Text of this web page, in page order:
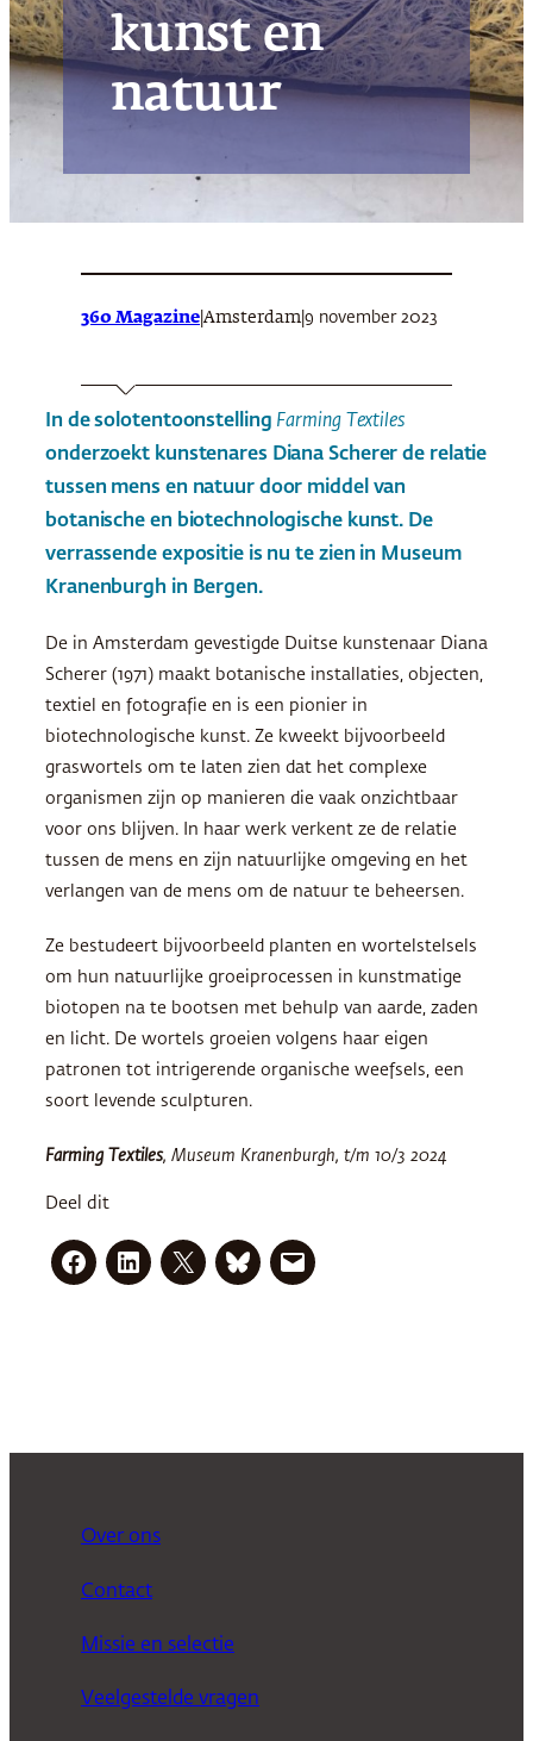
kunst en
natuur
360 Magazine Amsterdam 9 november 2023
In de solotentoonstelling Farming Textiles
onderzoekt kunstenares Diana Scherer de relatie
tussen mens en natuur door middel van
botanische en biotechnologische kunst. De
verrassende expositie is nu te zien in Museum
Kranenburgh in Bergen.
De in Amsterdam gevestigde Duitse kunstenaar Diana
Scherer (1971) maakt botanische installaties, objecten,
textiel en fotografie en is een pionier in
biotechnologische kunst. Ze kweekt bijvoorbeeld
graswortels om te laten zien dat het complexe
organismen zijn op manieren die vaak onzichtbaar
voor ons blijven. In haar werk verkent ze de relatie
tussen de mens en zijn natuurlijke omgeving en het
verlangen van de mens om de natuur te beheersen.
Ze bestudeert bijvoorbeeld planten en wortelstelsels
om hun natuurlijke groeiprocessen in kunstmatige
biotopen na te bootsen met behulp van aarde, zaden
en licht. De wortels groeien volgens haar eigen
patronen tot intrigerende organische weefsels, een
soort levende sculpturen.
Farming Textiles, Museum Kranenburgh, t/m 10/3 2024
Deel dit
Over ons
Contact
Missie en selectie
Veelgestelde vragen